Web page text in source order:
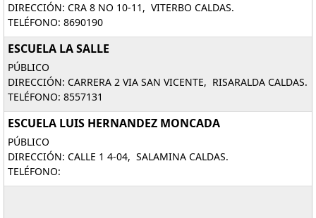
DIRECCIÓN: CRA 8 NO 10-11, VITERBO CALDAS.
TELÉFONO: 8690190
ESCUELA LA SALLE
PÚBLICO
DIRECCIÓN: CARRERA 2 VIA SAN VICENTE, RISARALDA CALDAS.
TELÉFONO: 8557131
ESCUELA LUIS HERNANDEZ MONCADA
PÚBLICO
DIRECCIÓN: CALLE 1 4-04, SALAMINA CALDAS.
TELÉFONO: